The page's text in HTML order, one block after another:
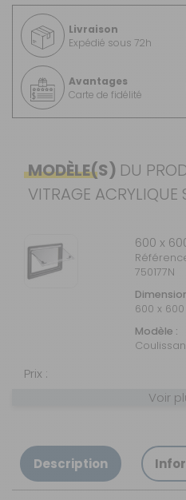
Livraison
Expédié sous 72h
Avantages
Carte de fidélité
MODÈLE(S) DU
VITRAGE ACRYLIQUE
600 x
750177N
600 x
Modèle :
Prix :
Sur
Voir
Description